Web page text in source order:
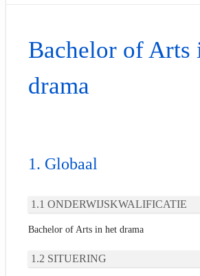
Bachelor of Arts
drama
Globaal
ONDERWIJSKWALIFICATIE
Bachelor of Arts in het drama
SITUERING